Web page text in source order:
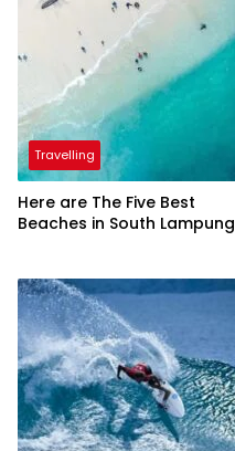
Travelling
Here are The Five Best
Beaches in South Lampung